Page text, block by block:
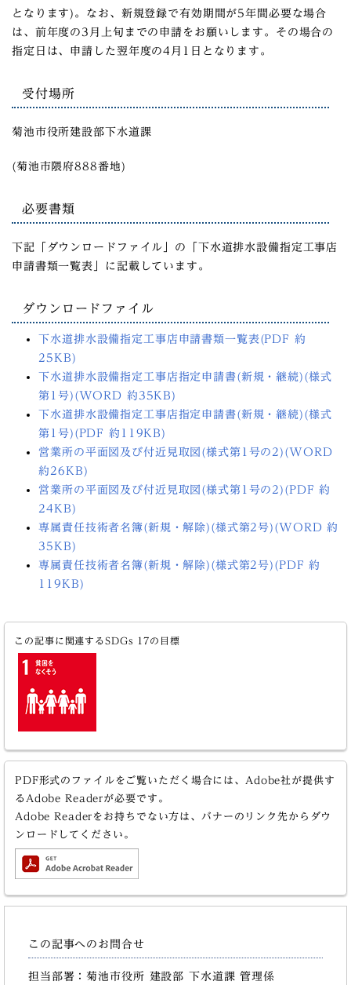
となります)。なお、新規登録で有効期間が5年間必要な場合
は、前年度の3月上旬までの申請をお願いします。その場合の
指定日は、申請した翌年度の4月1日となります。
受付場所
菊池市役所建設部下水道課
(菊池市隈府888番地)
必要書類
下記「ダウンロードファイル」の「下水道排水設備指定工事店
申請書類一覧表」に記載しています。
ダウンロードファイル
下水道排水設備指定工事店申請書類一覧表(PDF 約
25KB)
下水道排水設備指定工事店指定申請書(新規・継続)(様式
第1号)(WORD 約35KB)
下水道排水設備指定工事店指定申請書(新規・継続)(様式
第1号)(PDF 約119KB)
営業所の平面図及び付近見取図(様式第1号の2)(WORD
約26KB)
営業所の平面図及び付近見取図(様式第1号の2)(PDF 約
24KB)
専属責任技術者名簿(新規・解除)(様式第2号)(WORD 約
35KB)
専属責任技術者名簿(新規・解除)(様式第2号)(PDF 約
119KB)
この記事に関連するSDGs 17の目標
PDF形式のファイルをご覧いただく場合には、Adobe社が提供す
るAdobe Readerが必要です。
Adobe Readerをお持ちでない方は、バナーのリンク先からダウ
ンロードしてください。
この記事へのお問合せ
担当部署：菊池市役所 建設部 下水道課 管理係